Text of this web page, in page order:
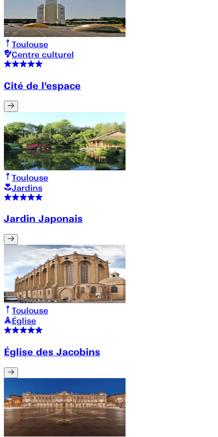
Toulouse
Centre culturel
Cité de l'espace
Toulouse
Jardins
Jardin Japonais
Toulouse
Église
Église des Jacobins